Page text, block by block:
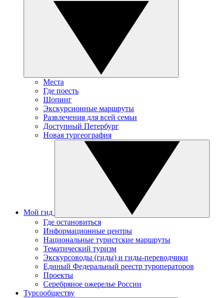
Места
Где поесть
Шопинг
Экскурсионные маршруты
Развлечения для всей семьи
Доступный Петербург
Новая тургеография
Мой гид
Где остановиться
Информационные центры
Национальные туристские маршруты
Тематический туризм
Экскурсоводы (гиды) и гиды-переводчики
Единый Федеральный реестр туроператоров
Проекты
Серебряное ожерелье России
Турсообществу